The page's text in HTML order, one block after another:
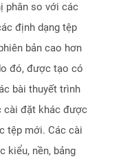
phân so với các
định dạng tệp
bản cao hơn
đó, được tạo có
bài thuyết trình
cài đặt khác được
tệp mới. Các cài
kiểu, nền, bảng